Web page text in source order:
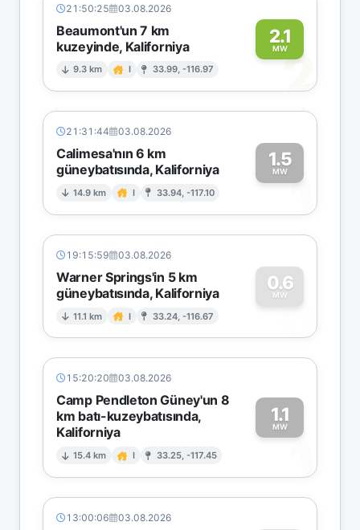
21:50:25 03.08.2026
Beaumont'un 7 km
kuzeyinde, Kaliforniya
9.3 km I 33.99, -116.97
2.1
MW2
21:31:44 03.08.2026
Calimesa'nın 6 km
güneybatısında, Kaliforniya
14.9 km I 33.94, -117.10
1.5
MW1
19:15:59 03.08.2026
Warner Springs'in 5 km
güneybatısında, Kaliforniya
11.1 km I 33.24, -116.67
0.6
MW
0
15:20:20 03.08.2026
Camp Pendleton Güney'un 8
km batı-kuzeybatısında,
Kaliforniya
15.4 km I 33.25, -117.45
1.1
MW
1
13:00:06 03.08.2026